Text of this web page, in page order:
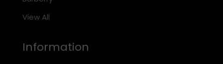
View All
Information